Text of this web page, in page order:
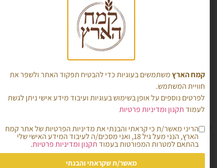
T812 קמח חיטה כפרי
55.00
הוספה לסל
קמח הארץמשתמשים בעוגיות כדי להבטיח תפקוד האתר ולשפר את
חוויית המשתמש.
לפרטים נוספים על אופן בשימוש בעוגיות ועיבוד מידע אישי ניתן לגשת
לעמודתקנון ומדיניות פרטיות
הריני מאשר/ת כי קראתי והבנתי את מדיניות הפרטיות של אתר קמח
הארץ, הנני מעל גיל 18, ואני מסכים/ה לעיבוד המידע האישי שלי
בהתאם למטרות המפורטות בעמודתקנון ומדיניות פרטיות.
מאשר/ת שקראתי והבנתי